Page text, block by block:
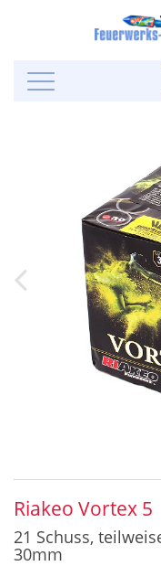
Riakeo Vortex 5
21 Schuss,
30mm